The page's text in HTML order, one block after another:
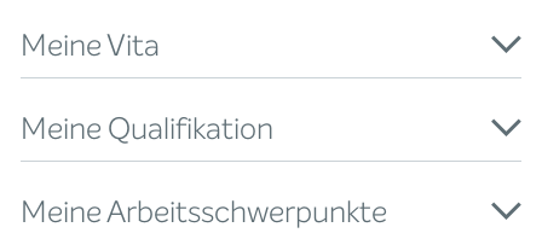
Meine Vita
Meine Qualifikation
Meine Arbeitsschwerpunkte